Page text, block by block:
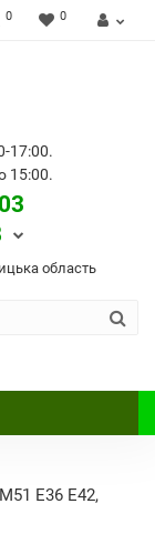
0 0
17:00.
15:00.
область
E36 E42,